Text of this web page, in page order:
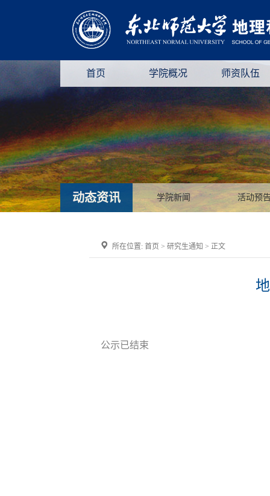
首页 学院概况 师资队伍
动态资讯 学院新闻 活动预
所在位置: 首页 > 研究生通知 > 正文
公示已结束